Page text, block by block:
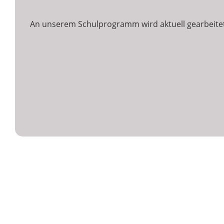
An unserem Schulprogramm wird aktuell